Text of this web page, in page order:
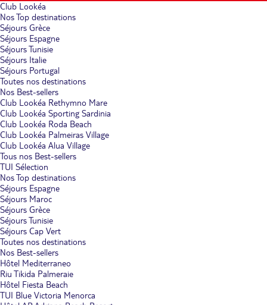
Club Lookéa
Nos Top destinations
Séjours Grèce
Séjours Espagne
Séjours Tunisie
Séjours Italie
Séjours Portugal
Toutes nos destinations
Nos Best-sellers
Club Lookéa Rethymno Mare
Club Lookéa Sporting Sardinia
Club Lookéa Roda Beach
Club Lookéa Palmeiras Village
Club Lookéa Alua Village
Tous nos Best-sellers
TUI Sélection
Nos Top destinations
Séjours Espagne
Séjours Maroc
Séjours Grèce
Séjours Tunisie
Séjours Cap Vert
Toutes nos destinations
Nos Best-sellers
Hôtel Mediterraneo
Riu Tikida Palmeraie
Hôtel Fiesta Beach
TUI Blue Victoria Menorca